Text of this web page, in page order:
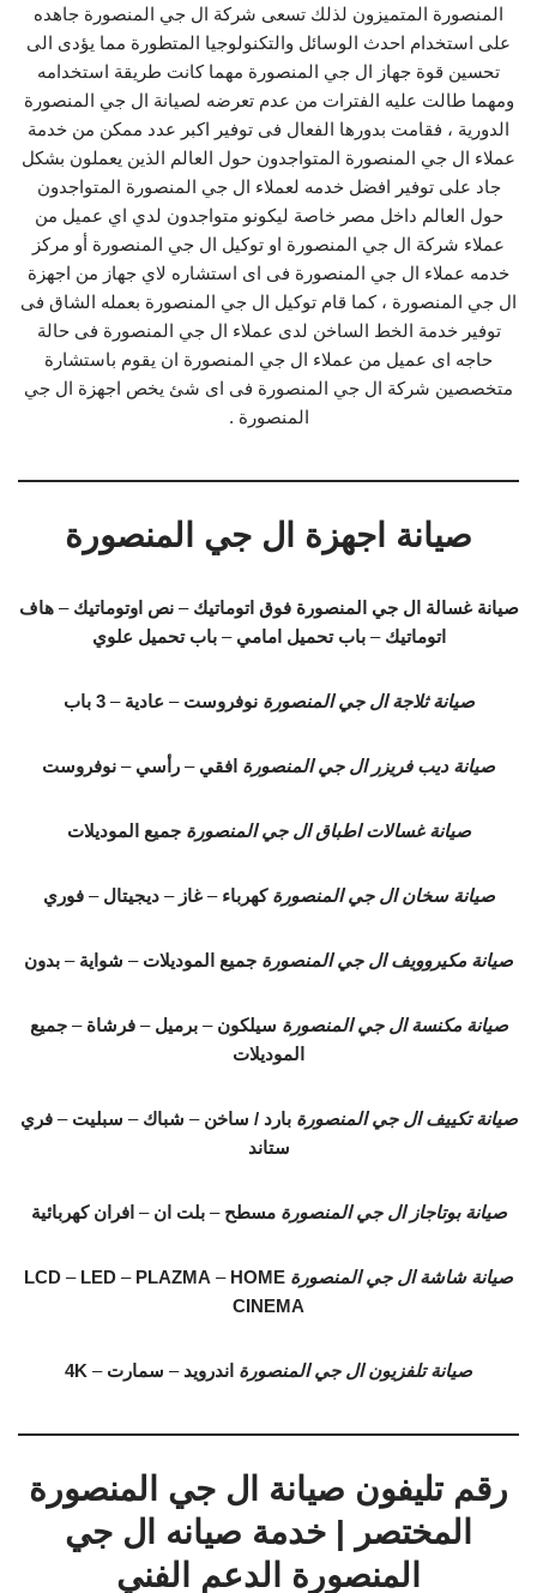
المنصورة المتميزون لذلك تسعى شركة ال جي المنصورة جاهده
على استخدام احدث الوسائل والتكنولوجيا المتطورة مما يؤدى الى
تحسين قوة جهاز ال جي المنصورة مهما كانت طريقة استخدامه
ومهما طالت عليه الفترات من عدم تعرضه لصيانة ال جي المنصورة
الدورية ، فقامت بدورها الفعال فى توفير اكبر عدد ممكن من خدمة
عملاء ال جي المنصورة المتواجدون حول العالم الذين يعملون بشكل
جاد على توفير افضل خدمه لعملاء ال جي المنصورة المتواجدون
حول العالم داخل مصر خاصة ليكونو متواجدون لدي اي عميل من
عملاء شركة ال جي المنصورة او توكيل ال جي المنصورة أو مركز
خدمه عملاء ال جي المنصورة فى اى استشاره لاي جهاز من اجهزة
ال جي المنصورة ، كما قام توكيل ال جي المنصورة بعمله الشاق فى
توفير خدمة الخط الساخن لدى عملاء ال جي المنصورة فى حالة
حاجه اى عميل من عملاء ال جي المنصورة ان يقوم باستشارة
متخصصين شركة ال جي المنصورة فى اى شئ يخص اجهزة ال جي
المنصورة .
صيانة اجهزة ال جي المنصورة
صيانة غسالة ال جي المنصورة فوق اتوماتيك –نص اوتوماتيك –هاف
اتوماتيك –باب تحميل امامي –باب تحميل علوي
صيانة ثلاجة ال جي المنصورة نوفروست – عادية –3 باب
صيانة ديب فريزر ال جي المنصورة افقي – رأسي – نوفروست
صيانة غسالات اطباق ال جي المنصورة جميع الموديلات
صيانة سخان ال جي المنصورة كهرباء –غاز –ديجيتال –فوري
صيانة مكيروويف ال جي المنصورة جميع الموديلات – شواية – بدون
صيانة مكنسة ال جي المنصورة سيلكون –برميل –فرشاة –جميع
الموديلات
صيانة تكييف ال جي المنصورة بارد / ساخن – شباك – سبليت –فري
ستاند
صيانة بوتاجاز ال جي المنصورة مسطح –بلت ان – افران كهربائية
صيانة شاشة ال جي المنصورة LCD – LED – PLAZMA – HOME
CINEMA
صيانة تلفزيون ال جي المنصورة اندرويد – سمارت –
4K
رقم تليفون صيانة ال جي المنصورة
المختصر | خدمة صيانه ال جي
المنصورة الدعم الفني